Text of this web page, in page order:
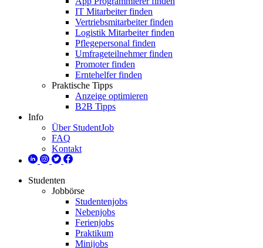
IT Mitarbeiter finden
Vertriebsmitarbeiter finden
Logistik Mitarbeiter finden
Pflegepersonal finden
Umfrageteilnehmer finden
Promoter finden
Erntehelfer finden
Praktische Tipps
Anzeige optimieren
B2B Tipps
Info
Über StudentJob
FAQ
Kontakt
Studenten
Jobbörse
Studentenjobs
Nebenjobs
Ferienjobs
Praktikum
Minijobs